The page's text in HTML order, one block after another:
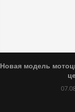
Новая модель